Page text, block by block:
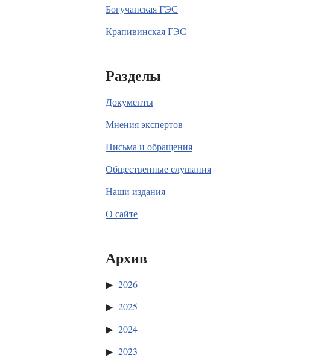
Богучанская ГЭС
Крапивинская ГЭС
Разделы
Документы
Мнения экспертов
Письма и обращения
Общественные слушания
Наши издания
О сайте
Архив
2026
2025
2024
2023